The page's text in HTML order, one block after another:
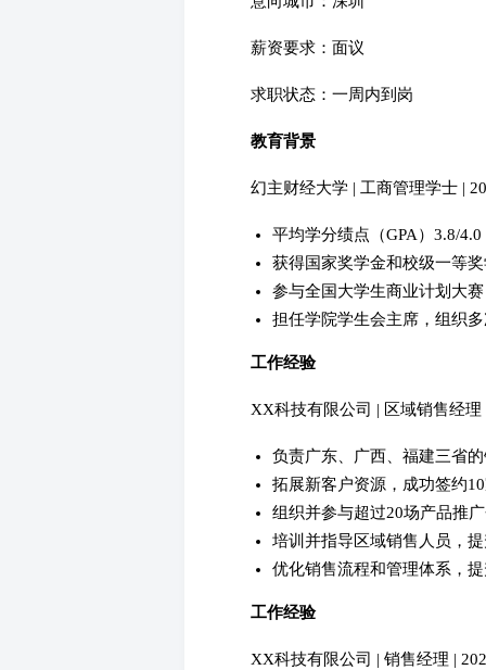
薪资要求：面议
求职状态：一周内到岗
教育背景
幻主财经大学 | 工商管理学士 |
平均学分绩点（GPA）3.8/
获得国家奖学金和校级一等
参与全国大学生商业计划大
担任学院学生会主席，组织
工作经验
XX科技有限公司 | 区域销售经理
负责广东、广西、福建三省
拓展新客户资源，成功签约
组织并参与超过20场产品推
培训并指导区域销售人员，
优化销售流程和管理体系，
工作经验
XX科技有限公司 | 销售经理 |